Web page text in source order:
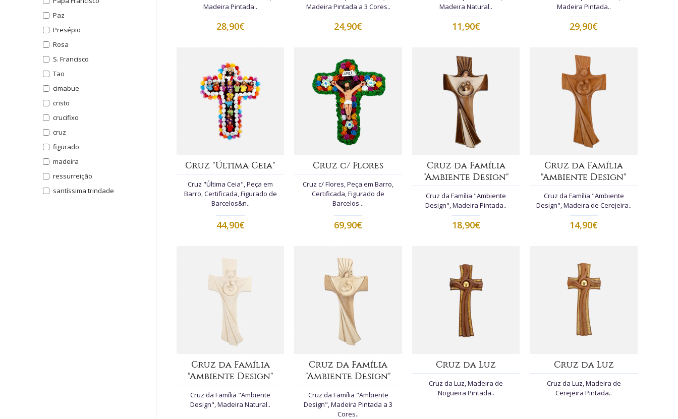
Paz
Presépio
Rosa
S. Francisco
Tao
cimabue
cristo
crucifixo
cruz
figurado
madeira
ressurreição
santíssima trindade
Madeira Pintada..
28,90€
Madeira Pintada a 3 Cores..
24,90€
Madeira Natural..
11,90€
Madeira Pintada..
29,90€
Cruz "Última Ceia"
Cruz "Última Ceia", Peça em
Barro, Certificada, Figurado de
Barcelos&n..
44,90€
Cruz c/ Flores
Cruz c/ Flores, Peça em Barro,
Certificada, Figurado de
Barcelos ..
69,90€
Cruz da Família
"Ambiente Design"
Cruz da Família "Ambiente
Design", Madeira Pintada..
18,90€
Cruz da Família
"Ambiente Design"
Cruz da Família "Ambiente
Design", Madeira de Cerejeira..
14,90€
Cruz da Família
"Ambiente Design"
Cruz da Família "Ambiente
Design", Madeira Natural..
Cruz da Família
"Ambiente Design"
Cruz da Família "Ambiente
Design", Madeira Pintada a 3
Cores..
Cruz da Luz
Cruz da Luz, Madeira de
Nogueira Pintada..
Cruz da Luz
Cruz da Luz, Madeira de
Cerejeira Pintada..